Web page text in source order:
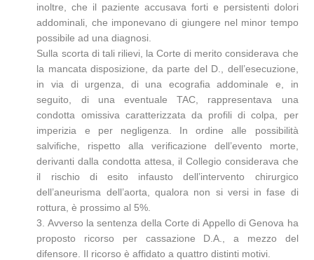
inoltre, che il paziente accusava forti e persistenti dolori
addominali, che imponevano di giungere nel minor tempo
possibile ad una diagnosi.
Sulla scorta di tali rilievi, la Corte di merito considerava che
la mancata disposizione, da parte del D., dell’esecuzione,
in via di urgenza, di una ecografia addominale e, in
seguito, di una eventuale TAC, rappresentava una
condotta omissiva caratterizzata da profili di colpa, per
imperizia e per negligenza. In ordine alle possibilità
salvifiche, rispetto alla verificazione dell’evento morte,
derivanti dalla condotta attesa, il Collegio considerava che
il rischio di esito infausto dell’intervento chirurgico
dell’aneurisma dell’aorta, qualora non si versi in fase di
rottura, è prossimo al 5%.
3. Avverso la sentenza della Corte di Appello di Genova ha
proposto ricorso per cassazione D.A., a mezzo del
difensore. Il ricorso è affidato a quattro distinti motivi.